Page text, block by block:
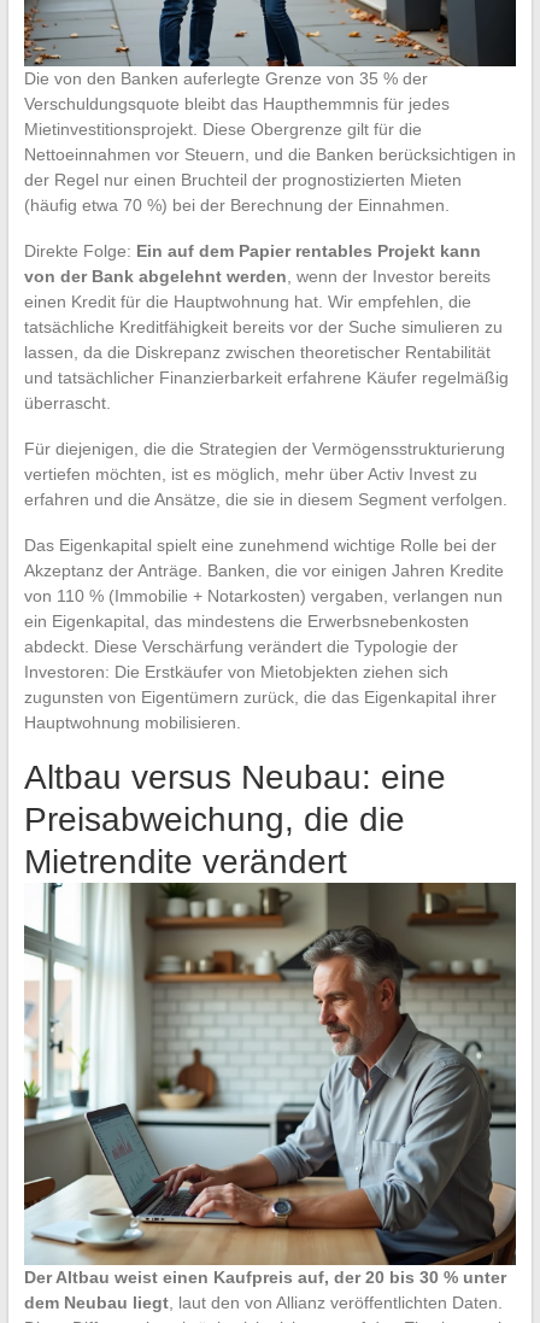
Die von den Banken auferlegte Grenze von 35 % der
Verschuldungsquote bleibt das Haupthemmnis für jedes
Mietinvestitionsprojekt. Diese Obergrenze gilt für die
Nettoeinnahmen vor Steuern, und die Banken berücksichtigen in
der Regel nur einen Bruchteil der prognostizierten Mieten
(häufig etwa 70 %) bei der Berechnung der Einnahmen.
Direkte Folge: Ein auf dem Papier rentables Projekt kann
von der Bank abgelehnt werden , wenn der Investor bereits
einen Kredit für die Hauptwohnung hat. Wir empfehlen, die
tatsächliche Kreditfähigkeit bereits vor der Suche simulieren zu
lassen, da die Diskrepanz zwischen theoretischer Rentabilität
und tatsächlicher Finanzierbarkeit erfahrene Käufer regelmäßig
überrascht.
Für diejenigen, die die Strategien der Vermögensstrukturierung
vertiefen möchten, ist es möglich, mehr über Activ Invest zu
erfahren und die Ansätze, die sie in diesem Segment verfolgen.
Das Eigenkapital spielt eine zunehmend wichtige Rolle bei der
Akzeptanz der Anträge. Banken, die vor einigen Jahren Kredite
von 110 % (Immobilie + Notarkosten) vergaben, verlangen nun
ein Eigenkapital, das mindestens die Erwerbsnebenkosten
abdeckt. Diese Verschärfung verändert die Typologie der
Investoren: Die Erstkäufer von Mietobjekten ziehen sich
zugunsten von Eigentümern zurück, die das Eigenkapital ihrer
Hauptwohnung mobilisieren.
Altbau versus Neubau: eine
Preisabweichung, die die
Mietrendite verändert
Der Altbau weist einen Kaufpreis auf, der 20 bis 30 % unter
dem Neubau liegt, laut den von Allianz veröffentlichten Daten.